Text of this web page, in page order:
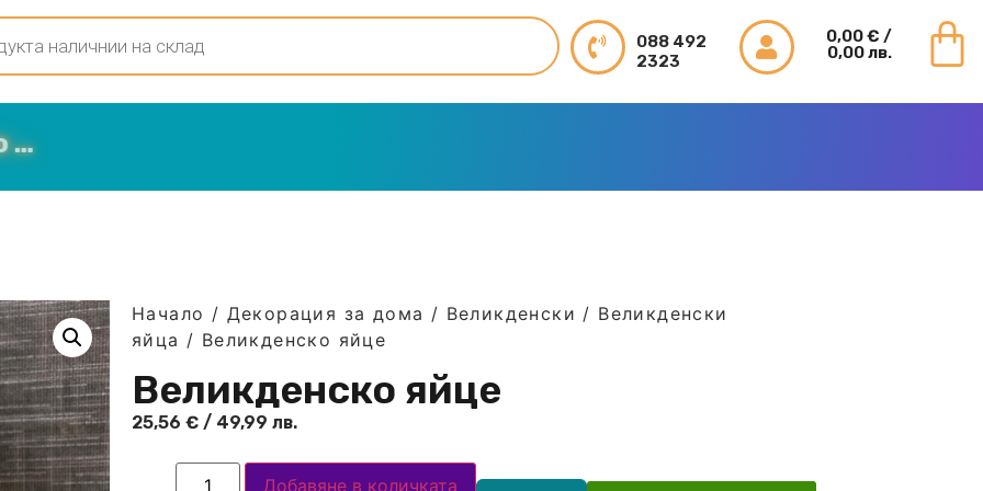
088 492
2323
0,00€ /
0,00 лв.
Начало / Декорация за дома / Великденски / Великденски
яйца / Великденско яйце
Великденско яйце
25,56 € / 49,99 лв.
Добавяне в количката